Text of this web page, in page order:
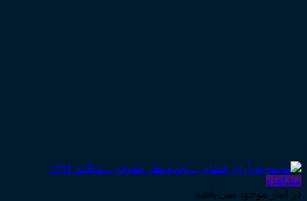
مشاهده
در انبار موجود نمی باشد